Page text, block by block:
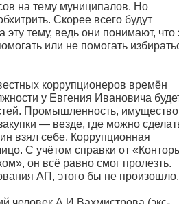
на тему муниципалов. Но
Скорее всего будут
тему, ведь они понимают, что
или не помогать
коррупционеров времён
у Евгения Ивановича
Промышленность,
— везде, где можно
взял себе. Коррупционная
С учётом справки от
он всё равно смог пролезть.
АП, этого бы не произошло.